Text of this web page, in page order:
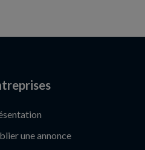
une annonce